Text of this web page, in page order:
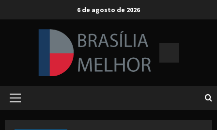
6 de agosto de 2026
Primary